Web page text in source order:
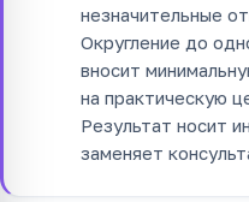
незначительные
Округление до
вносит
на практическую
Результат носит
заменяет